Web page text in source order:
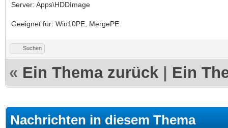
Server: Apps\HDDImage
Geeignet für: Win10PE, MergePE
Suchen
« Ein Thema zurück Ein
Nachrichten in diesem Thema